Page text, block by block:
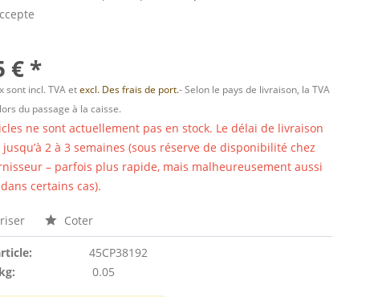
€ *
sont incl. TVA etexcl. Des frais de port.- Selon le pays de livraison, la TVA
du passage à la caisse.
ne sont actuellement pas en stock. Le délai de livraison
2 à 3 semaines (sous réserve de disponibilité chez
– parfois plus rapide, mais malheureusement aussi
certains cas).
Coter
45CP38192
0.05